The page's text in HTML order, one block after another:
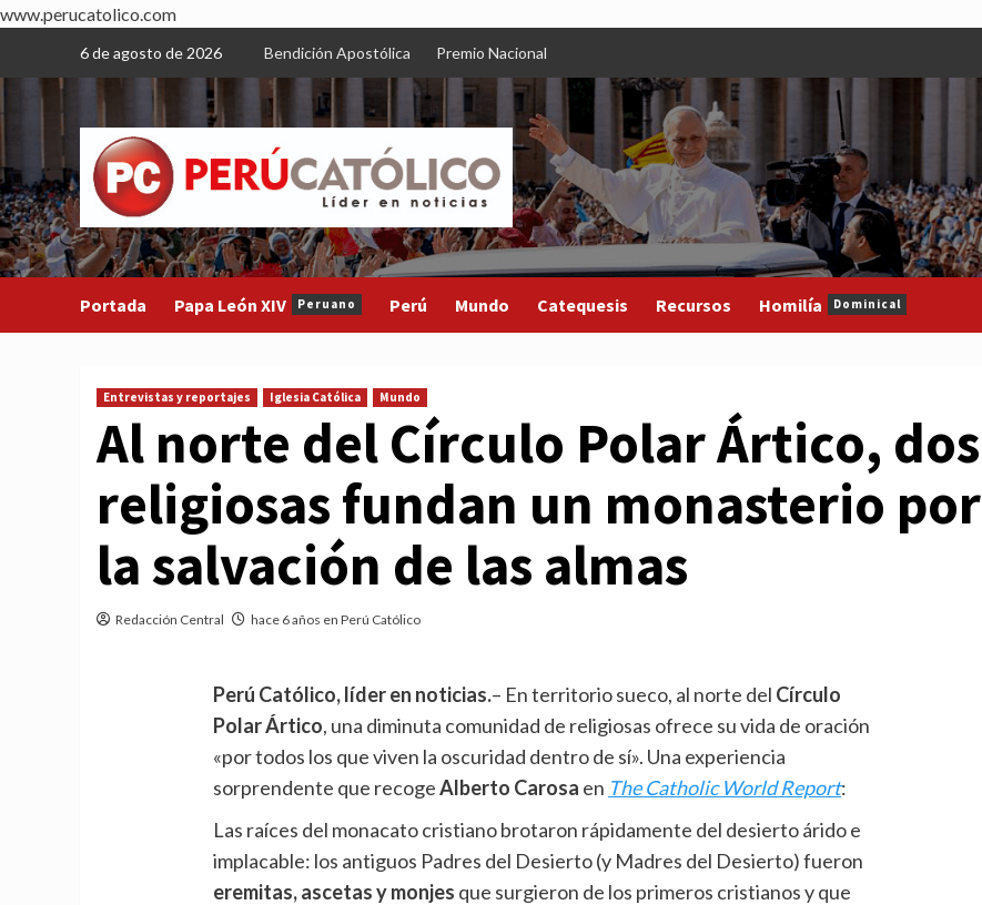
www.perucatolico.com
content
6 de agosto de 2026 Bendición Apostólica Premio Nacional
Portada Papa León XIV Peruano Perú Mundo Catequesis Recursos Homilía Dominical
Entrevistas y reportajes Iglesia Católica Mundo
Al norte del Círculo Polar Ártico, dos
religiosas fundan un monasterio por
la salvación de las almas
Redacción Central hace 6 años en Perú Católico
Perú Católico, líder en noticias.– En territorio sueco, al norte del Círculo
Polar Ártico, una diminuta comunidad de religiosas ofrece su vida de oración
«por todos los que viven la oscuridad dentro de sí». Una experiencia
sorprendente que recogeAlberto Carosa en The Catholic World Report:
Las raíces del monacato cristiano brotaron rápidamente del desierto árido e
implacable: los antiguos Padres del Desierto (y Madres del Desierto) fueron
eremitas, ascetas y monjes que surgieron de los primeros cristianos y que